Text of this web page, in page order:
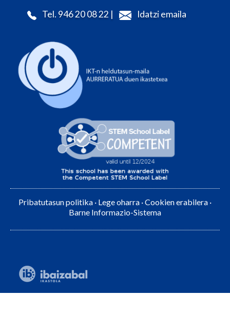
Tel. 946 20 08 22 | Idatzi emaila
Pribatutasun politika · Lege oharra ·Cookien erabilera ·
Barne Informazio-Sistema